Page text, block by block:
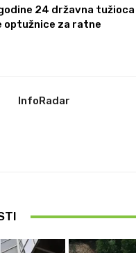
24 državna tužioca
optužnice za ratne
InfoRadar